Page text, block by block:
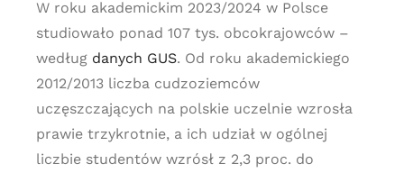
W roku akademickim 2023/2024 w Polsce
studiowało ponad 107 tys. obcokrajowców –
według danych GUS. Od roku akademickiego
2012/2013 liczba cudzoziemców
uczęszczających na polskie uczelnie wzrosła
prawie trzykrotnie, a ich udział w ogólnej
liczbie studentów wzrósł z 2,3 proc. do